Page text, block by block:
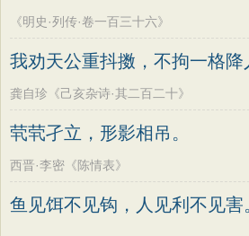
《明史·列传·卷一百三十六》
我劝天公重抖擞，不拘一格降
龚自珍《己亥杂诗·其二百二十》
茕茕孑立，形影相吊。
西晋·李密《陈情表》
鱼见饵不见钩，人见利不见害